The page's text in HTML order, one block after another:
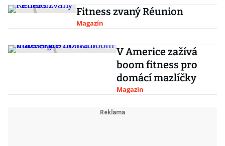
Fitness zvaný Réunion
Magazín
V Americe zažívá
boom fitness pro
domácí mazlíčky
Magazín